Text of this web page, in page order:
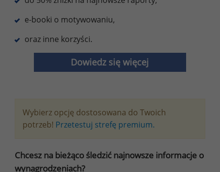
e-booki o motywowaniu,
oraz inne korzyści.
Dowiedz się więcej
Wybierz opcję dostosowana do Twoich
potrzeb! Przetestuj strefę premium.
Chcesz na bieżąco śledzić najnowsze informacje o
wynagrodzeniach?